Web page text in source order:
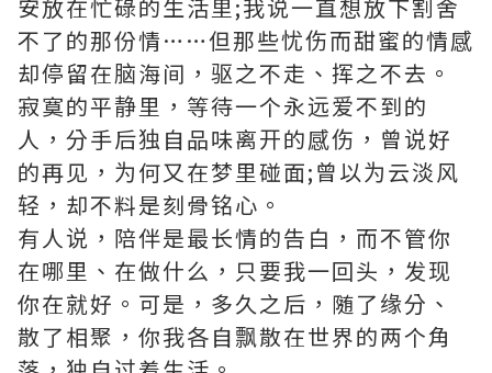
安放在忙碌的生活里;我说一直想放下割舍
不了的那份情……但那些忧伤而甜蜜的情感
却停留在脑海间，驱之不走、挥之不去。
寂寞的平静里，等待一个永远爱不到的
人，分手后独自品味离开的感伤，曾说好
的再见，为何又在梦里碰面;曾以为云淡风
轻，却不料是刻骨铭心。
有人说，陪伴是最长情的告白，而不管你
在哪里、在做什么，只要我一回头，发现
你在就好。可是，多久之后，随了缘分、
散了相聚，你我各自飘散在世界的两个角